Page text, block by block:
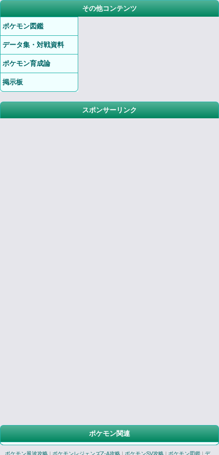
その他コンテンツ
ポケモン図鑑
データ集・対戦資料
ポケモン育成論
掲示板
スポンサーリンク
ポケモン関連
ポケモン風波攻略 | ポケモンレジェンズZ-A攻略 | ポケモンSV攻略 | ポケモン図鑑 | デ